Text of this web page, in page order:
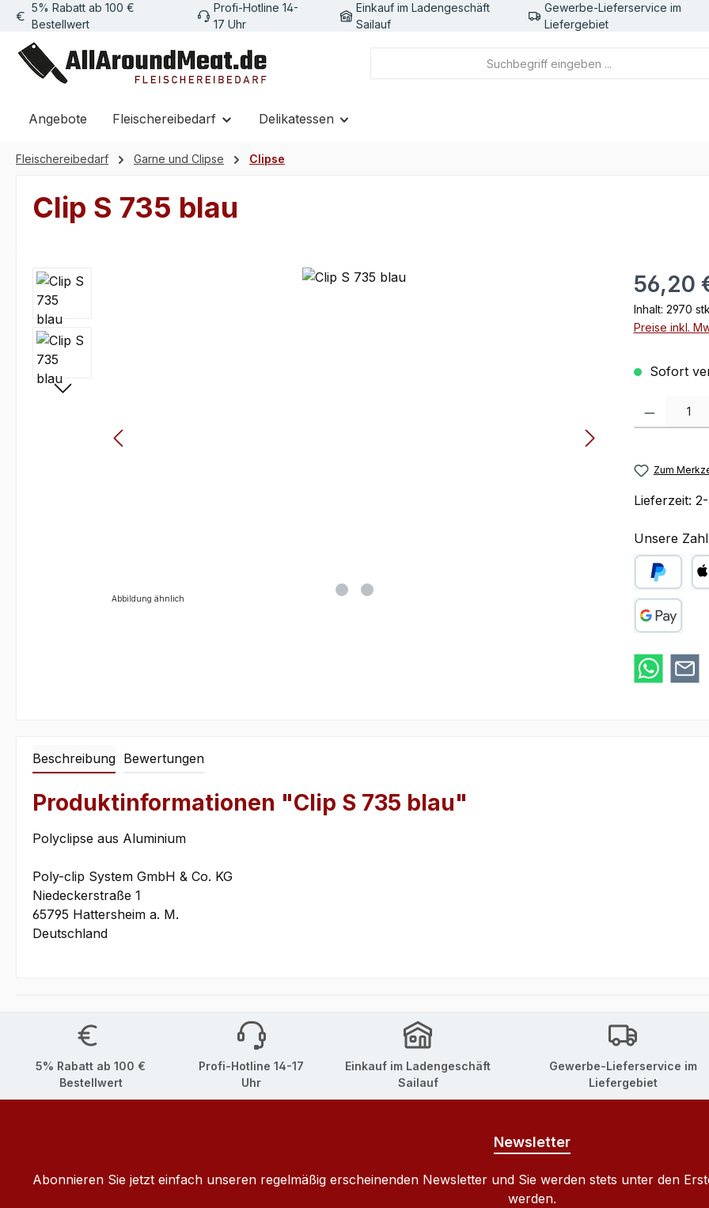
Hauptinhalt springen
Zur Suche springen
Zur Hauptnavigation springen
5% Rabatt ab 100 €
Bestellwert
Profi-Hotline 14-
17 Uhr
Einkauf im Ladengeschäft
Sailauf
Gewerbe-Lieferservice im
Liefergebiet
Angebote Fleischereibedarf Delikatessen
Fleischereibedarf Garne und Clipse Clipse
Clip S 735 blau
Bildergalerie überspringen
Abbildung ähnlich
Regulärer
56,20
Inhalt: 2970 stk
Preise inkl.
Sofort
Produkt
Zum
Lieferzeit:
Unsere
PayPal
Beschreibung Bewertungen
Produktinformationen "Clip S 735 blau"
Polyclipse aus Aluminium
Poly-clip System GmbH & Co. KG
Niedeckerstraße 1
65795 Hattersheim a. M.
Deutschland
5% Rabatt ab 100 €
Bestellwert
Profi-Hotline 14-17
Uhr
Einkauf im Ladengeschäft
Sailauf
Gewerbe-Lieferservice im
Liefergebiet
Newsletter
Abonnieren Sie jetzt einfach unseren regelmäßig erscheinenden Newsletter und Sie werden stets unter den
werden.